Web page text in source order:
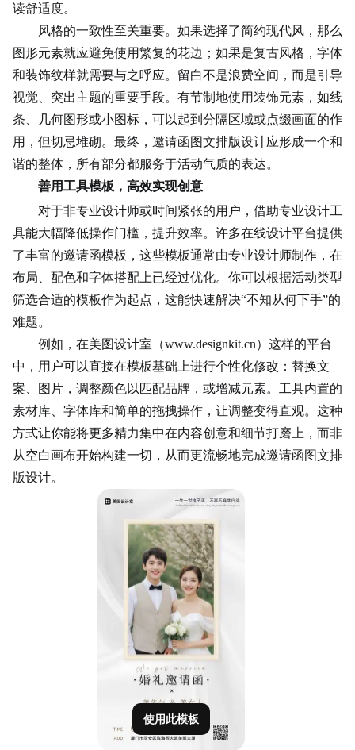
读舒适度。
风格的一致性至关重要。如果选择了简约现代风，那么
图形元素就应避免使用繁复的花边；如果是复古风格，字体
和装饰纹样就需要与之呼应。留白不是浪费空间，而是引导
视觉、突出主题的重要手段。有节制地使用装饰元素，如线
条、几何图形或小图标 ，可以起到分隔区域或点缀画面的作
用，但切忌堆砌。最终，邀请函图文排版设计应形成一个和
谐的整体，所有部分都服务于活动气质的表达。
善用工具模板，高效实现创意
对于非专业设计师或时间紧张的用户，借助专业设计工
具能大幅降低操作门槛，提升效率。许多在线设计平台提供
了丰富的邀请函模板，这些模板通常由专业设计师制作，在
布局、配色和字体搭配上已经过优化。你可以根据活动类型
筛选合适的模板作为起点，这能快速解决“不知从何下手”的
难题。
例如，在美图设计室（www.designkit.cn）这样的平台
中，用户可以直接在模板基础上进行个性化修改：替换文
案、图片，调整颜色以匹配品牌，或增减元素。工具内置的
素材库、字体库和简单的拖拽操作，让调整变得直观。这种
方式让你能将更多精力集中在内容创意和细节打磨上，而非
从空白画布开始构建一切，从而更流畅地完成邀请函图文排
版设计。
使用此模板